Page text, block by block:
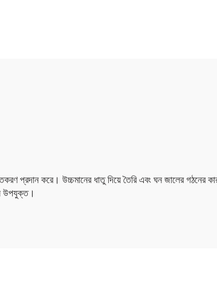
প্রদান করে। উচ্চমানের ধাতু দিয়ে তৈরি এবং ঘন জালের গঠনের
উপযুক্ত।